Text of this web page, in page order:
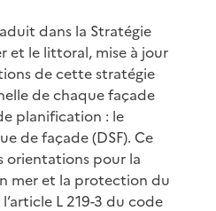
dans la Stratégie
et le littoral, mise à jour
de cette stratégie
de chaque façade
planification : le
de façade (DSF). Ce
pour la
mer et la protection du
L 219-3 du code